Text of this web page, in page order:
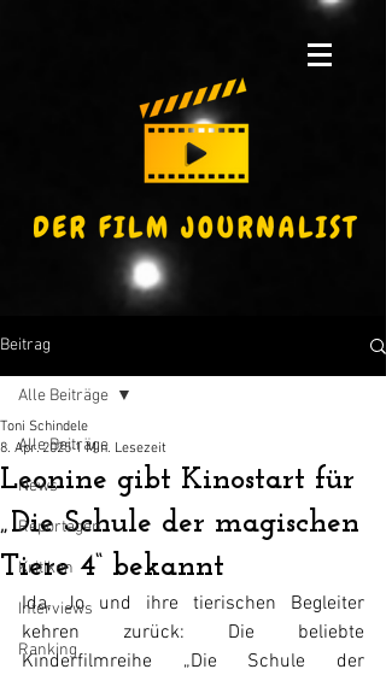
Beitrag
Alle Beiträge
News
Reportagen
Kritiken
Interviews
Ranking
Alle Beiträge
Leonine gibt Kinostart für
„Die Schule der magischen
Tiere 4“ bekannt
Toni Schindele
8. Apr. 2025 1 Min. Lesezeit
Ida, Jo und ihre tierischen Begleiter
kehren zurück: Die beliebte
Kinderfilmreihe „Die Schule der